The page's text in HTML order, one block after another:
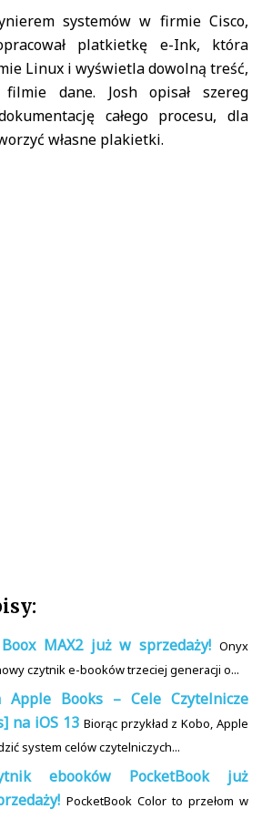
systemów w firmie Cisco,
platkietkę e-Ink, która
Linux i wyświetla dowolną treść,
dane. Josh opisał szereg
całego procesu, dla
własne plakietki.
MAX2 już w sprzedaży! Onyx
czytnik e-booków trzeciej generacji o...
Apple Books – Cele Czytelnicze
na iOS 13 Biorąc przykład z Kobo, Apple
system celów czytelniczych...
ebooków PocketBook już
PocketBook Color to przełom w